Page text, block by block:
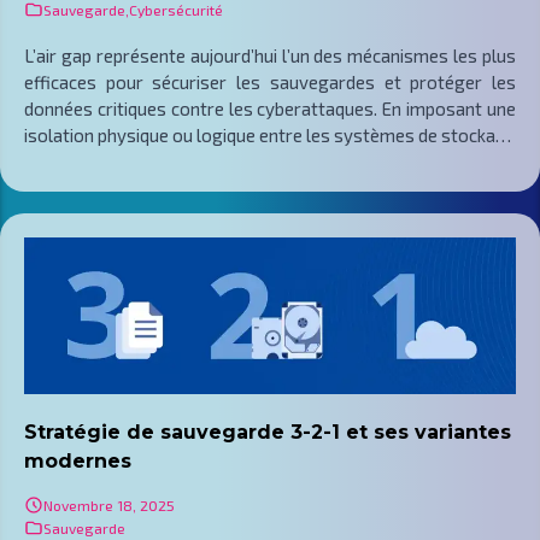
Sauvegarde Cybersécurité
L’air gap représente aujourd’hui l’un des mécanismes les plus
efficaces pour sécuriser les sauvegardes et protéger les
données critiques contre les cyberattaques. En imposant une
isolation physique ou logique entre les systèmes de stockage
compromission, même en cas de propagation latérale ou de
ransomware avancé. Cette approche renforce la résilience
des sauvegardes en garantissant qu’une copie hors ligne
reste toujours disponible, indépendamment de l’état du
système principal. Les entreprises adoptent l’air gap pour
structurer une stratégie de protection des données durable,
capable de résister aux attaques internes, aux erreurs
déconnectés, immutabilité et automatisation, l’air gap
s’intègre dans des architectures modernes où la continuité de
service et la conformité réglementaire sont essentielles.
Stratégie de sauvegarde 3-2-1 et ses variantes
modernes
Novembre 18, 2025
Sauvegarde